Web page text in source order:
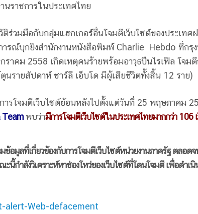
นราชการในประเทศไทย
ร่วมมือกับกลุ่มแฮกเกอร์อื่นโจมตีเว็บไซต์ของประเทศฝ
ารณ์บุกยิงสำนักงานหนังสือพิมพ์ Charlie Hebdo ที่กรุ
ราคม 2558 เกิดเหตุคนร้ายพร้อมอาวุธปืนไรเฟิล โจม
รายสัปดาห์ ชาร์ลี เอ็บโด มีผู้เสียชีวิตทั้งสิ้น 12 ราย)
ารโจมตีเว็บไซต์ย้อนหลังไปตั้งแต่วันที่ 25 พฤษภาคม
Teamพบว่ามีการโจมตีเว็บไซต์ในประเทศไทยมากกว่า 106
ข้อมูลที่เกี่ยวข้องกับการโจมตีเว็บไซต์หน่วยงานภาครัฐ ตลอด
นี้กำลังวิเคราะห์หาช่องโหว่ของเว็บไซต์ที่โดนโจมตี เพื่อดำเ